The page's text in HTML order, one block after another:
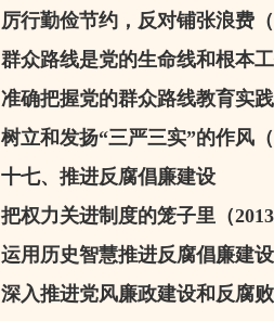
厉行勤俭节约，反对铺张浪费
群众路线是党的生命线和根本
准确把握党的群众路线教育实
树立和发扬“三严三实”的作风
十七、推进反腐倡廉建设
把权力关进制度的笼子里（
运用历史智慧推进反腐倡廉建
深入推进党风廉政建设和反腐